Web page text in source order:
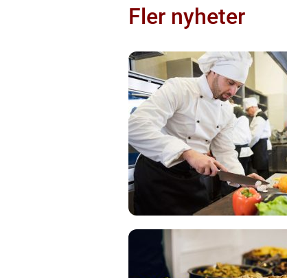
Fler nyheter